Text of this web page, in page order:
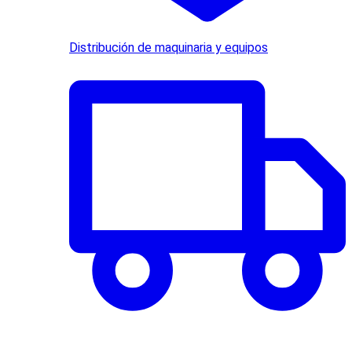
Distribución de maquinaria y equipos